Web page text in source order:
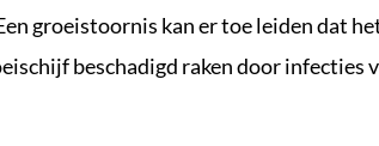
groeistoornis kan er toe leiden dat
beschadigd raken door